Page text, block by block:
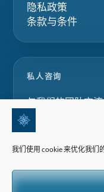
我们使用 cookie 来优化我们
隐私政策
条款与条件
私人咨询
与我们的团队交
营和家庭教育项目
请求咨询